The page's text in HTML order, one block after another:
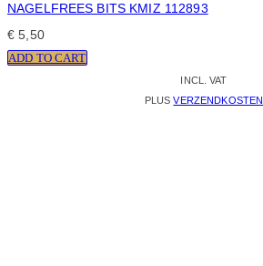
NAGELFREES BITS KMIZ 112893
€ 5,50
ADD TO CART
INCL. VAT
PLUSVERZENDKOSTEN